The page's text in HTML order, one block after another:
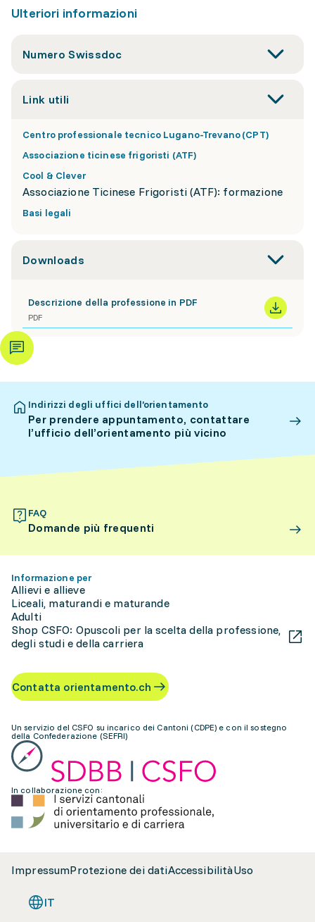
Ulteriori informazioni
Numero Swissdoc
Link utili
Centro professionale tecnico Lugano-Trevano (CPT)
Associazione ticinese frigoristi (ATF)
Cool & Clever
Associazione Ticinese Frigoristi (ATF): formazione
Basi legali
Downloads
Descrizione della professione in PDF
PDF
Indirizzi degli uffici dell’orientamento
Per prendere appuntamento, contattare
l’ufficio dell’orientamento più vicino
FAQ
Domande più frequenti
Informazione per
Allievi e allieve
Liceali, maturandi e maturande
Adulti
Shop CSFO: Opuscoli per la scelta della professione,
degli studi e della carriera
Contatta orientamento.ch
Un servizio del CSFO su incarico dei Cantoni (CDPE) e con il sostegno
della Confederazione (SEFRI)
In collaborazione con:
ImpressumProtezione dei datiAccessibilitàUso
IT